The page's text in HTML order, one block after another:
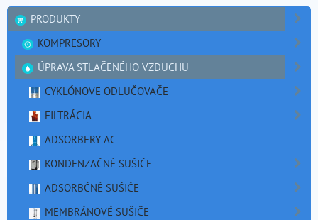
PRODUKTY
KOMPRESORY
ÚPRAVA STLAČENÉHO VZDUCHU
CYKLÓNOVE ODLUČOVAČE
FILTRÁCIA
ADSORBERY AC
KONDENZAČNÉ SUŠIČE
ADSORBČNÉ SUŠIČE
MEMBRÁNOVÉ SUŠIČE